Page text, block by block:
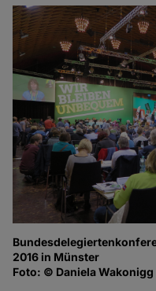
2016 in Münster
Foto: © Daniela Wakonigg